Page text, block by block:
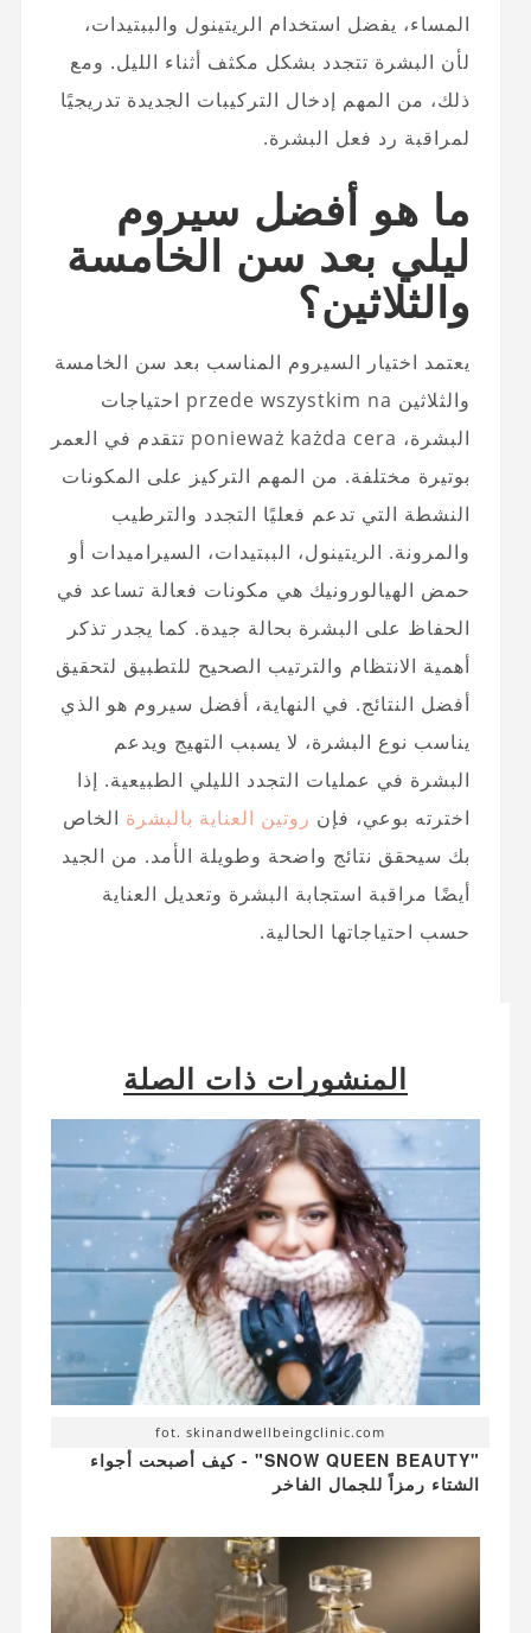
المساء، يفضل استخدام الريتينول والببتيدات،
لأن البشرة تتجدد بشكل مكثف أثناء الليل. ومع
ذلك، من المهم إدخال التركيبات الجديدة تدريجيًا
لمراقبة رد فعل البشرة.
ما هو أفضل سيروم
ليلي بعد سن الخامسة
والثلاثين؟
يعتمد اختيار السيروم المناسب بعد سن الخامسة
والثلاثين przede wszystkim na احتياجات
البشرة، ponieważ każda cera تتقدم في العمر
بوتيرة مختلفة. من المهم التركيز على المكونات
النشطة التي تدعم فعليًا التجدد والترطيب
والمرونة. الريتينول، الببتيدات، السيراميدات أو
حمض الهيالورونيك هي مكونات فعالة تساعد في
الحفاظ على البشرة بحالة جيدة. كما يجدر تذكر
أهمية الانتظام والترتيب الصحيح للتطبيق لتحقيق
أفضل النتائج. في النهاية، أفضل سيروم هو الذي
يناسب نوع البشرة، لا يسبب التهيج ويدعم
البشرة في عمليات التجدد الليلي الطبيعية. إذا
اخترته بوعي، فإن روتين العناية بالبشرة الخاص
بك سيحقق نتائج واضحة وطويلة الأمد. من الجيد
أيضًا مراقبة استجابة البشرة وتعديل العناية
حسب احتياجاتها الحالية.
المنشورات ذات الصلة
fot. skinandwellbeingclinic.com
"SNOW QUEEN BEAUTY" - كيف أصبحت أجواء
الشتاء رمزاً للجمال الفاخر